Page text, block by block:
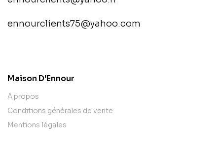
ennourclients75@yahoo.com
Maison D'Ennour
A propos
Conditions générales de vente
Mentions légales